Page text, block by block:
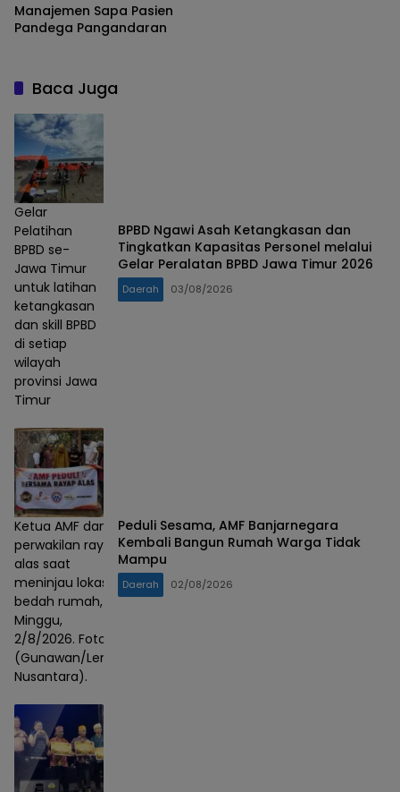
Manajemen Sapa Pasien
Pandega Pangandaran
Baca Juga
Gelar
Pelatihan
BPBD se-
Jawa Timur
untuk latihan
ketangkasan
dan skill BPBD
di setiap
wilayah
provinsi Jawa
Timur
BPBD Ngawi Asah Ketangkasan dan
Tingkatkan Kapasitas Personel melalui
Gelar Peralatan BPBD Jawa Timur 2026
Daerah 03/08/2026
Ketua AMF dan
perwakilan rayap
alas saat
meninjau lokasi
bedah rumah,
Minggu,
2/8/2026. Foto :
(Gunawan/Lensa
Nusantara).
Peduli Sesama, AMF Banjarnegara
Kembali Bangun Rumah Warga Tidak
Mampu
Daerah 02/08/2026